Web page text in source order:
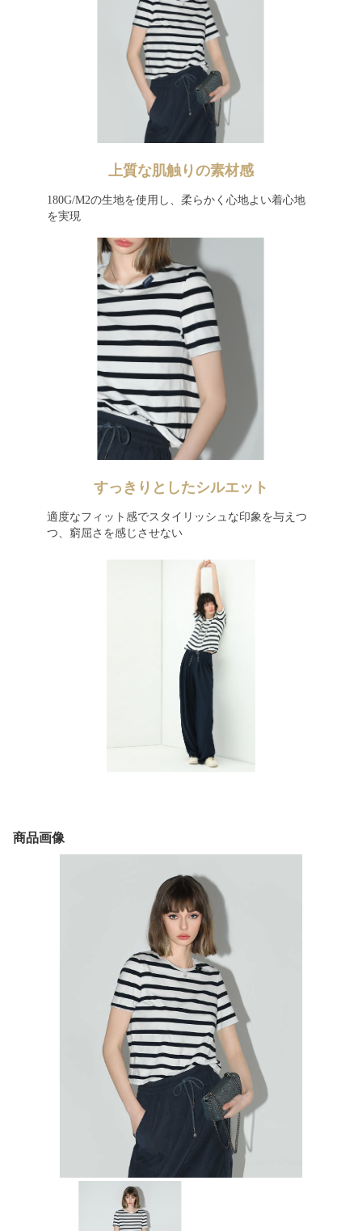
上質な肌触りの素材感
180G/M2の生地を使用し、柔らかく心地よい着心地
を実現
すっきりとしたシルエット
適度なフィット感でスタイリッシュな印象を与えつ
つ、窮屈さを感じさせない
商品画像